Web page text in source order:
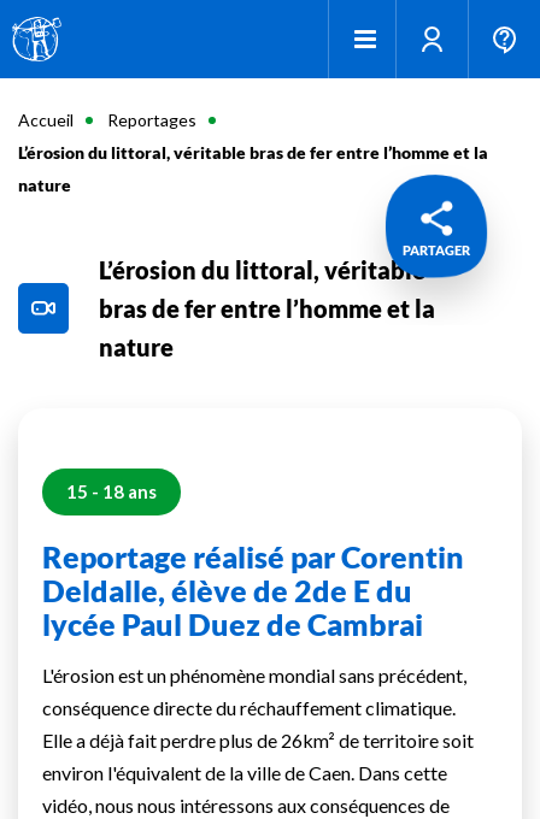
Accueil
Reportages
L’érosion du littoral, véritable bras de fer entre l’homme et la
nature
PARTAGER
L’érosion du littoral, véritable
bras de fer entre l’homme et la
nature
15 - 18 ans
Reportage réalisé par Corentin
Deldalle, élève de 2de E du
lycée Paul Duez de Cambrai
L'érosion est un phénomène mondial sans précédent,
conséquence directe du réchauffement climatique.
Elle a déjà fait perdre plus de 26km² de territoire soit
environ l'équivalent de la ville de Caen. Dans cette
vidéo, nous nous intéressons aux conséquences de